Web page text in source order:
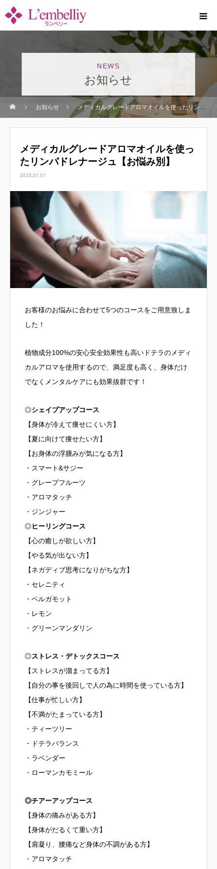
お知らせ
お知らせ メディカルグレードアロマオイルを使ったリンパドレナージュ【お悩み別】
メディカルグレードアロマオイルを使っ
たリンパドレナージュ【お悩み別】
2023.07.07
お客様のお悩みに合わせて5つのコースをご用意致しま
した！
植物成分100%の安心安全効果性も高いドテラのメディ
カルアロマを使用するので、満足度も高く、身体だけ
でなくメンタルケアにも効果抜群です！
◎シェイプアップコース
【身体が冷えて痩せにくい方】
【夏に向けて痩せたい方】
【お身体の浮腫みが気になる方】
・スマート&サジー
・グレープフルーツ
・アロマタッチ
・ジンジャー
◎ヒーリングコース
【心の癒しが欲しい方】
【やる気が出ない方】
【ネガディブ思考になりがちな方】
・セレニティ
・ベルガモット
・レモン
・グリーンマンダリン
◎ストレス・デトックスコース
【ストレスが溜まってる方】
【自分の事を後回しで人の為に時間を使っている方】
【仕事が忙しい方】
【不満がたまっている方】
・ティーツリー
・ドテラバランス
・ラベンダー
・ローマンカモミール
◎チアーアップコース
【身体の痛みがある方】
【身体がだるくて重い方】
【肩凝り、腰痛など身体の不調がある方】
・アロマタッチ